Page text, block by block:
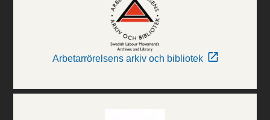
Arbetarrörelsens arkiv och bibliotek